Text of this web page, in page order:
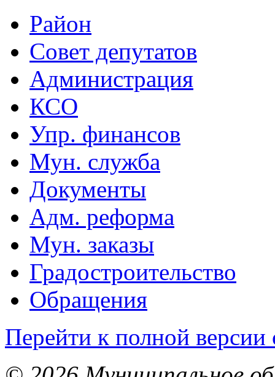
Район
Совет депутатов
Администрация
КСО
Упр. финансов
Мун. служба
Документы
Адм. реформа
Мун. заказы
Градостроительство
Обращения
Перейти к полной версии